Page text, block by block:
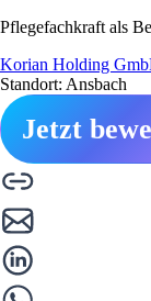
Pflegefachkraft als
Korian Holding
Standort: Ansbach
Jetzt